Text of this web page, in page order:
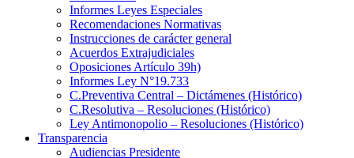
Informes Leyes Especiales
Recomendaciones Normativas
Instrucciones de carácter general
Acuerdos Extrajudiciales
Oposiciones Artículo 39h)
Informes Ley N°19.733
C.Preventiva Central – Dictámenes (Histórico)
C.Resolutiva – Resoluciones (Histórico)
Ley Antimonopolio – Resoluciones (Histórico)
Transparencia
Audiencias Presidente